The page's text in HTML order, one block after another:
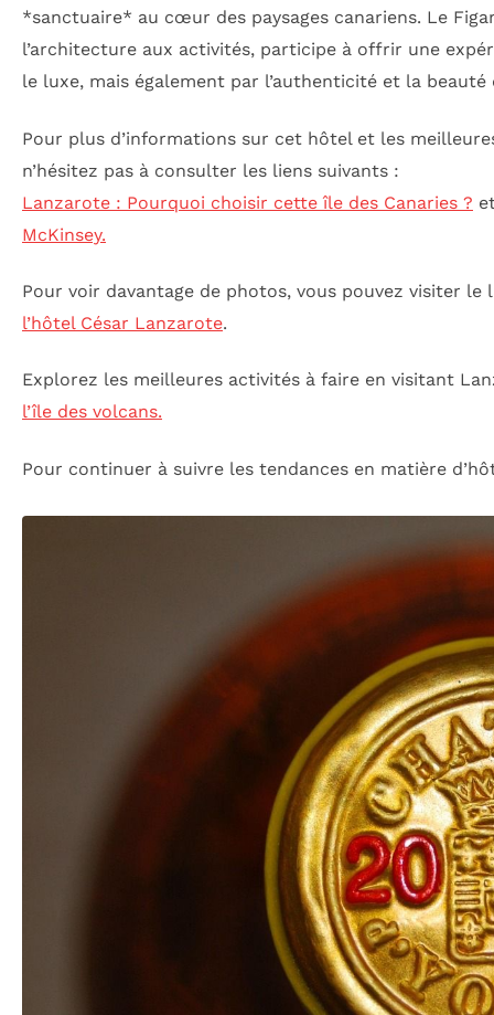
*sanctuaire* au cœur des paysages canariens. Le
l’architecture aux activités, participe à offrir une
le luxe, mais également par l’authenticité et la
Pour plus d’informations sur cet hôtel et les
n’hésitez pas à consulter les liens suivants :
Lanzarote : Pourquoi choisir cette île des Canaries ?
McKinsey.
Pour voir davantage de photos, vous pouvez visiter le
l’hôtel César Lanzarote.
Explorez les meilleures activités à faire en visitant
l’île des volcans.
Pour continuer à suivre les tendances en matière